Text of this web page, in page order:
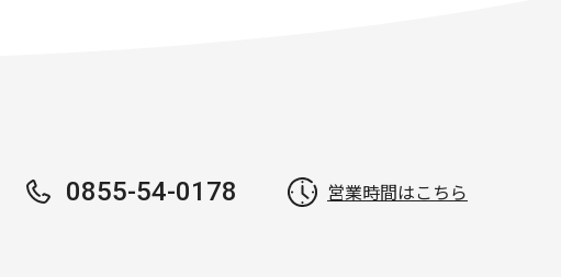
0855-54-0178 営業時間はこちら